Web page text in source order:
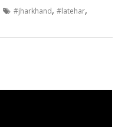
#jharkhand,#latehar,